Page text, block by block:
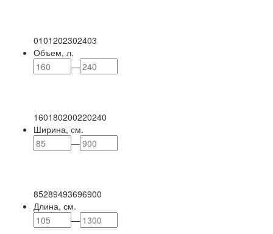
0101202302403
Объем, л.
—
160180200220240
Ширина, см.
—
85289493696900
Длина, см.
—